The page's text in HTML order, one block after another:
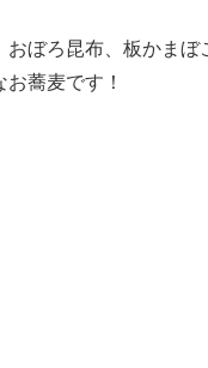
ぼろ昆布、板かま
蕎麦です！